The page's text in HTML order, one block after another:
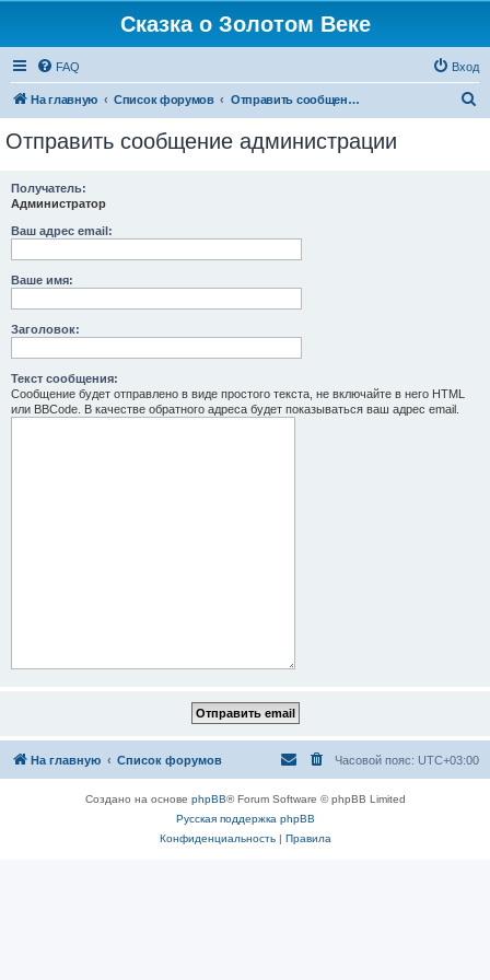
Сказка о Золотом Веке
FAQ Вход
На главную Список форумов Отправить сообщение администрации
Отправить сообщение администрации
Получатель:
Администратор
Ваш адрес email:
Ваше имя:
Заголовок:
Текст сообщения:
Сообщение будет отправлено в виде простого текста, не включайте в него HTML
или BBCode. В качестве обратного адреса будет показываться ваш адрес email.
На главную Список форумов Часовой пояс: UTC+03:00
Создано на основе phpBB® Forum Software © phpBB Limited
Русская поддержка phpBB
Конфиденциальность| Правила